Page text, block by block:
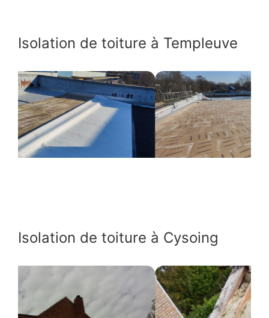
Isolation de toiture à Templeuve
Isolation de toiture à Cysoing